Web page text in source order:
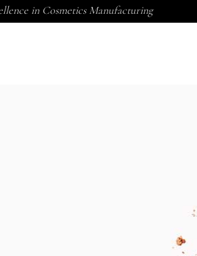
in Cosmetics Manufacturing